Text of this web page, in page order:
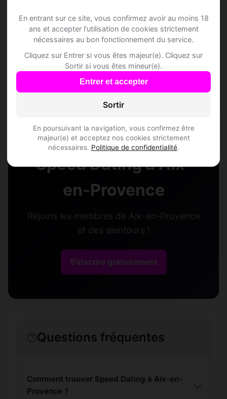
En entrant sur ce site, vous confirmez avoir au moins 18
ans et accepter l'utilisation de cookies strictement
nécessaires au bon fonctionnement du service.
Cliquez sur Entrer si vous êtes majeur(e). Cliquez sur
Sortir si vous êtes mineur(e).
Entrer et accepter
Sortir
En poursuivant la navigation, vous confirmez être
majeur(e) et acceptez nos cookies strictement
nécessaires. Politique de confidentialité.
Orso, 23
Gémeaux • Vendeur
Bouches-du-Rhône
André, 31
Gémeaux • Fleuriste
Aix-en-Provence •
Bouches-du-Rhône
Speed Dating à Aix-
en-Provence
Rejoins les membres de Aix-en-Provence
et des alentours !
S'inscrire gratuitement
Questions fréquentes
Comment trouver Speed Dating à Aix-en-
Provence ?